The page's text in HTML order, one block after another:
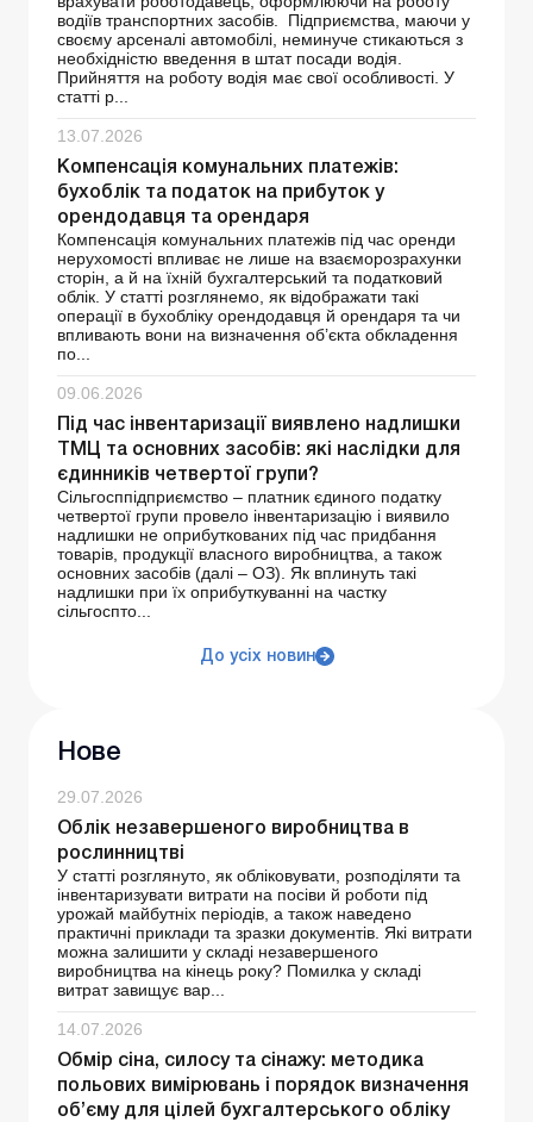
водіїв транспортних засобів. Підприємства, маючи у
своєму арсеналі автомобілі, неминуче стикаються з
необхідністю введення в штат посади водія.
Прийняття на роботу водія має свої особливості. У
статті р...
13.07.2026
Компенсація комунальних платежів:
бухоблік та податок на прибуток у
орендодавця та орендаря
Компенсація комунальних платежів під час оренди
нерухомості впливає не лише на взаєморозрахунки
сторін, а й на їхній бухгалтерський та податковий
облік. У статті розглянемо, як відображати такі
операції в бухобліку орендодавця й орендаря та чи
впливають вони на визначення об’єкта обкладення
по...
09.06.2026
Під час інвентаризації виявлено надлишки
ТМЦ та основних засобів: які наслідки для
єдинників четвертої групи?
Сільгосппідприємство – платник єдиного податку
четвертої групи провело інвентаризацію і виявило
надлишки не оприбуткованих під час придбання
товарів, продукції власного виробництва, а також
основних засобів (далі – ОЗ). Як вплинуть такі
надлишки при їх оприбуткуванні на частку
сільгоспто...
До усіх новин
Нове
29.07.2026
Облік незавершеного виробництва в
рослинництві
У статті розглянуто, як обліковувати, розподіляти та
інвентаризувати витрати на посіви й роботи під
урожай майбутніх періодів, а також наведено
практичні приклади та зразки документів. Які витрати
можна залишити у складі незавершеного
виробництва на кінець року? Помилка у складі
витрат завищує вар...
14.07.2026
Обмір сіна, силосу та сінажу: методика
польових вимірювань і порядок визначення
об’єму для цілей бухгалтерського обліку